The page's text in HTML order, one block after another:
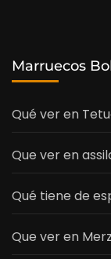
Marruecos
Qué ver en
Que ver en
Qué tiene de
Que ver en